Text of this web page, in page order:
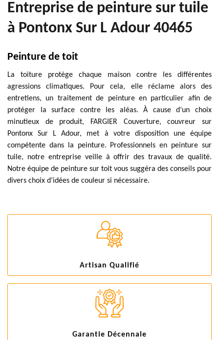
Entreprise de peinture sur tuile
à Pontonx Sur L Adour 40465
Peinture de toit
La toiture protège chaque maison contre les différentes
agressions climatiques. Pour cela, elle réclame alors des
entretiens, un traitement de peinture en particulier afin de
protéger la surface contre les aléas. À cause d’un choix
minutieux de produit, FARGIER Couverture, couvreur sur
Pontonx Sur L Adour, met à votre disposition une équipe
compétente dans la peinture. Professionnels en peinture sur
tuile, notre entreprise veille à offrir des travaux de qualité.
Notre équipe de peinture sur toit vous suggéra des conseils pour
divers choix d’idées de couleur si nécessaire.
Artisan Qualifié
Garantie Décennale